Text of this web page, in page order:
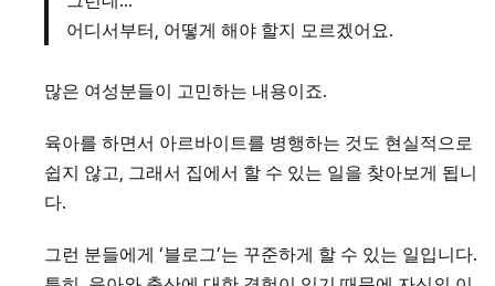
어디서부터, 어떻게 해야 할지 모르겠어요.
많은 여성분들이 고민하는 내용이죠.
육아를 하면서 아르바이트를 병행하는 것도 현실적으로
쉽지 않고, 그래서 집에서 할 수 있는 일을 찾아보게 됩니
다.
그런 분들에게 ‘블로그’는 꾸준하게 할 수 있는 일입니다.